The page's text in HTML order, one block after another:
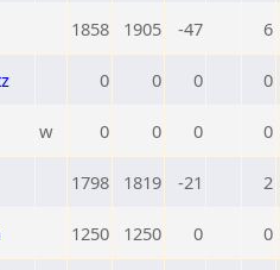
1858 1905 -47 6
0 0 0 0
w 0 0 0 0
1798 1819 -21 2
1250 1250 0 0